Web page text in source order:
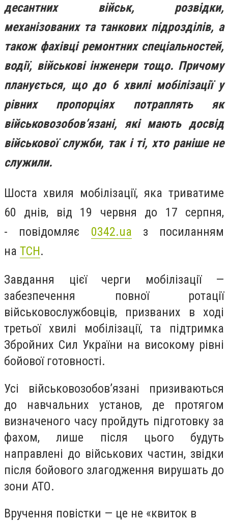
десантних військ, розвідки,
механізованих та танкових підрозділів, а
також фахівці ремонтних спеціальностей,
водії, військові інженери тощо. Причому
планується, що до 6 хвилі мобілізації у
рівних пропорціях потраплять як
військовозобов’язані, які мають досвід
військової служби, так і ті, хто раніше не
служили.
Шоста хвиля мобілізації, яка триватиме
60 днів, від 19 червня до 17 серпня,
- повідомляє 0342.ua з посиланням
на ТСН.
Завдання цієї черги мобілізації —
забезпечення повної ротації
військовослужбовців, призваних в ході
третьої хвилі мобілізації, та підтримка
Збройних Сил України на високому рівні
бойової готовності.
Усі військовозобов’язані призиваються
до навчальних установ, де протягом
визначеного часу пройдуть підготовку за
фахом, лише після цього будуть
направлені до військових частин, звідки
після бойового злагодження вирушать до
зони АТО.
Вручення повістки — це не «квиток в